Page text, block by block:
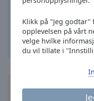
Klikk på "Jeg godtar"
opplevelsen på vårt
velge hvilke
du vil tillate i
Installer den gratis
på